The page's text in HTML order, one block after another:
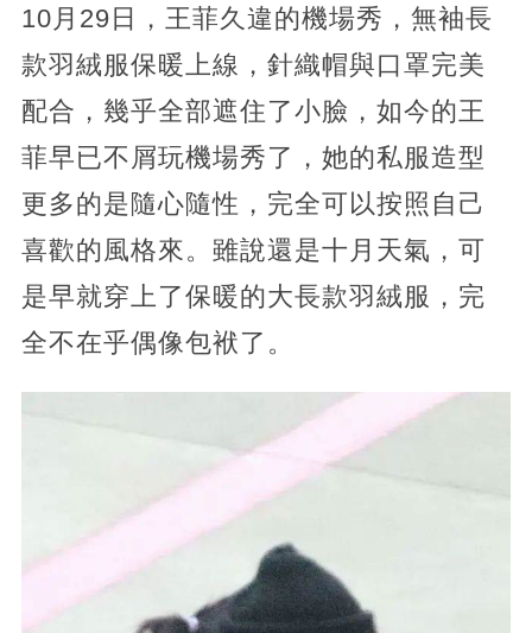
10月29日，王菲久違的機場秀，無袖長
款羽絨服保暖上線，針織帽與口罩完美
配合，幾乎全部遮住了小臉，如今的王
菲早已不屑玩機場秀了，她的私服造型
更多的是隨心隨性，完全可以按照自己
喜歡的風格來。雖說還是十月天氣，可
是早就穿上了保暖的大長款羽絨服，完
全不在乎偶像包袱了。